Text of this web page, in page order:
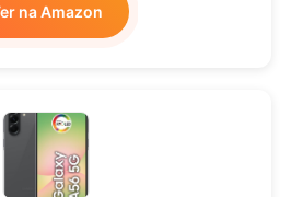
na Amazon